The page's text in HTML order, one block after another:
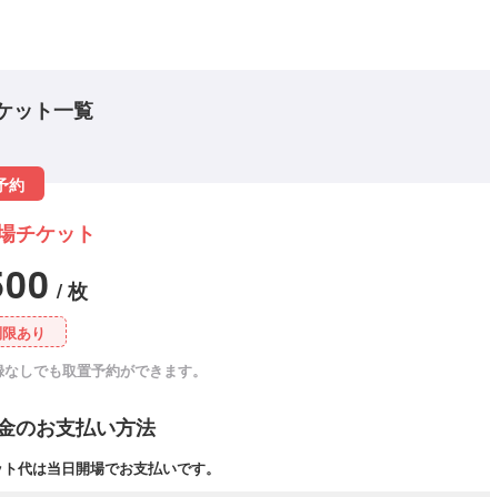
ット一覧
約
チケット
/ 枚
あり
しでも取置予約ができます。
のお支払い方法
代は当日開場でお支払いです。